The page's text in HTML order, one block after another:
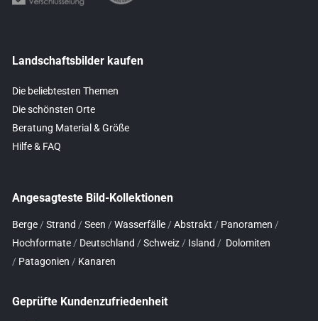
Landschaftsbilder kaufen
Die beliebtesten Themen
Die schönsten Orte
Beratung Material & Größe
Hilfe & FAQ
Angesagteste Bild-Kollektionen
Berge / Strand / Seen / Wasserfälle / Abstrakt / Panoramen /
Hochformate / Deutschland / Schweiz / Island / Dolomiten
/ Patagonien / Kanaren
Geprüfte Kundenzufriedenheit